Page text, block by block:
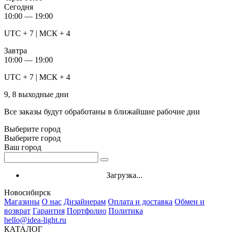
Сегодня
10:00 — 19:00
UTC + 7 | МСК + 4
Завтра
10:00 — 19:00
UTC + 7 | МСК + 4
9, 8 выходные дни
Все заказы будут обработаны в ближайшие рабочие дни
Выберите город
Выберите город
Ваш город
Загрузка...
Новосибирск
Магазины О нас Дизайнерам Оплата и доставка Обмен и
возврат Гарантия Портфолио Политика
hello@idea-light.ru
КАТАЛОГ